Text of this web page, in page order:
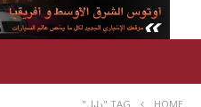
HOME TAG "دليل"